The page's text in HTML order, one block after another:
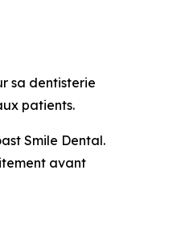
sa dentisterie
patients.
Smile Dental.
avant